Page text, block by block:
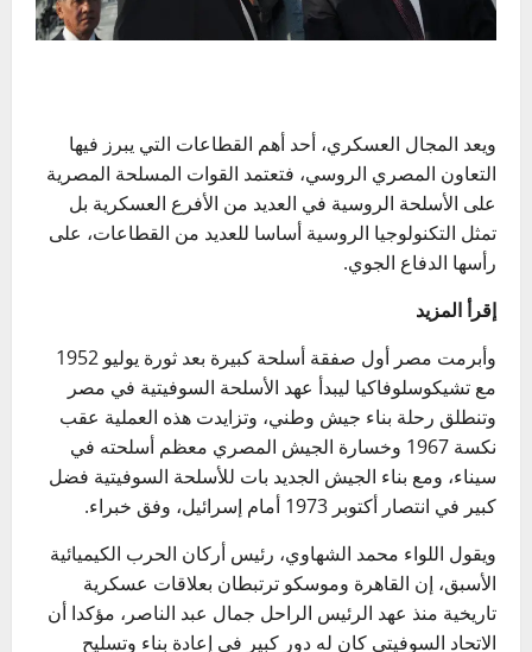
ويعد المجال العسكري، أحد أهم القطاعات التي يبرز فيها
التعاون المصري الروسي، فتعتمد القوات المسلحة المصرية
على الأسلحة الروسية في العديد من الأفرع العسكرية بل
تمثل التكنولوجيا الروسية أساسا للعديد من القطاعات، على
رأسها الدفاع الجوي.
إقرأ المزيد
وأبرمت مصر أول صفقة أسلحة كبيرة بعد ثورة يوليو 1952
مع تشيكوسلوفاكيا ليبدأ عهد الأسلحة السوفيتية في مصر
وتنطلق رحلة بناء جيش وطني، وتزايدت هذه العملية عقب
نكسة 1967 وخسارة الجيش المصري معظم أسلحته في
سيناء، ومع بناء الجيش الجديد بات للأسلحة السوفيتية فضل
كبير في انتصار أكتوبر 1973 أمام إسرائيل، وفق خبراء.
ويقول اللواء محمد الشهاوي، رئيس أركان الحرب الكيميائية
الأسبق، إن القاهرة وموسكو ترتبطان بعلاقات عسكرية
تاريخية منذ عهد الرئيس الراحل جمال عبد الناصر، مؤكدا أن
الاتحاد السوفيتي كان له دور كبير في إعادة بناء وتسليح